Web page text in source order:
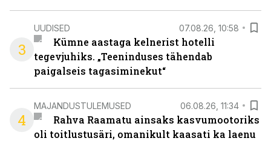
3
UUDISED 07.08.26, 10:58
Kümne aastaga kelnerist hotelli
tegevjuhiks. „Teeninduses tähendab
paigalseis tagasiminekut“
4
MAJANDUSTULEMUSED 06.08.26, 11:34
Rahva Raamatu ainsaks kasvumootoriks
oli toitlustusäri, omanikult kaasati ka laenu